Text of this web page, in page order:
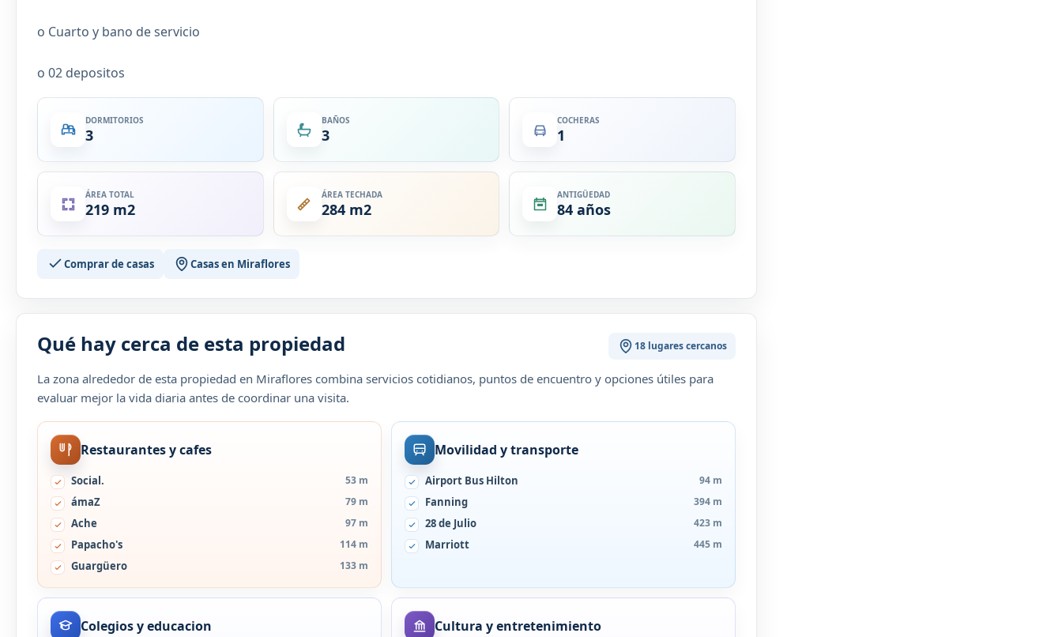
o Cuarto y bano de servicio
o 02 depositos
DORMITORIOS
3
BAÑOS
3
COCHERAS
1
ÁREA TOTAL
219 m2
ÁREA TECHADA
284 m2
ANTIGÜEDAD
84 años
Comprar de casas Casas en Miraflores
Qué hay cerca de esta propiedad 18 lugares cercanos
La zona alrededor de esta propiedad en Miraflores combina servicios cotidianos, puntos de encuentro y opciones útiles para
evaluar mejor la vida diaria antes de coordinar una visita.
Restaurantes y cafes
Social. 53 m
ámaZ 79 m
Ache 97 m
Papacho's 114 m
Guargüero 133 m
Movilidad y transporte
Airport Bus Hilton 94 m
Fanning 394 m
28 de Julio 423 m
Marriott 445 m
Colegios y educacion Cultura y entretenimiento